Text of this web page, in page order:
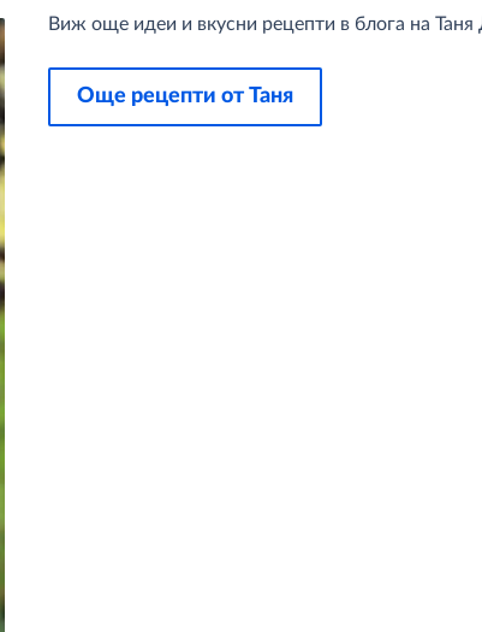
Виж още идеи и вкусни рецепти в блога на Таня
Още рецепти от Таня